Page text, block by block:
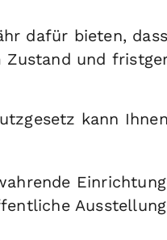
dafür bieten,
und
kann